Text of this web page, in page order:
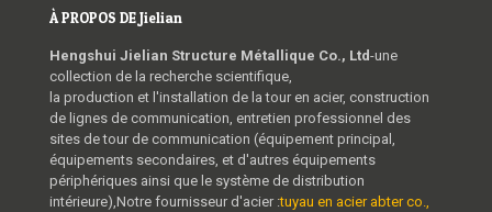
À PROPOS DE Jielian
Hengshui Jielian Structure Métallique Co., Ltd-une
collection de la recherche scientifique,
la production et l'installation de la tour en acier, construction
de lignes de communication, entretien professionnel des
sites de tour de communication (équipement principal,
équipements secondaires, et d'autres équipements
périphériques ainsi que le système de distribution
intérieure),Notre fournisseur d'acier :tuyau en acier abter co.,